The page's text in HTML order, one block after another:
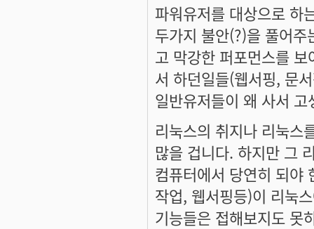
파워유저를 대상으로 하
두가지 불안(?)을 풀어
고 막강한 퍼포먼스를
서 하던일들(웹서핑, 문
일반유저들이 왜 사서
리눅스의 취지나 리눅스
많을 겁니다. 하지만 그
컴퓨터에서 당연히 되야
작업, 웹서핑등)이 리눅
기능들은 접해보지도 못